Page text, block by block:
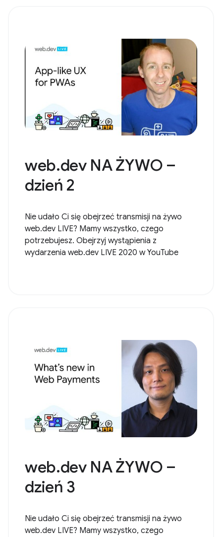
web.dev NA ŻYWO –
dzień 2
Nie udało Ci się obejrzeć transmisji na żywo
web.dev LIVE? Mamy wszystko, czego
potrzebujesz. Obejrzyj wystąpienia z
wydarzenia web.dev LIVE 2020 w YouTube
web.dev NA ŻYWO –
dzień 3
Nie udało Ci się obejrzeć transmisji na żywo
web.dev LIVE? Mamy wszystko, czego